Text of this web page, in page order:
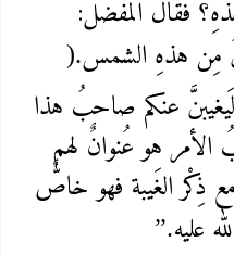
فقال المُفضّل:
مِن هذهِ الشمس).
عنكم صاحبُ هذا
هو عُنوانٌ لهم
ذِكْر الغَيبة فهو خاصٌّ
عليه”.